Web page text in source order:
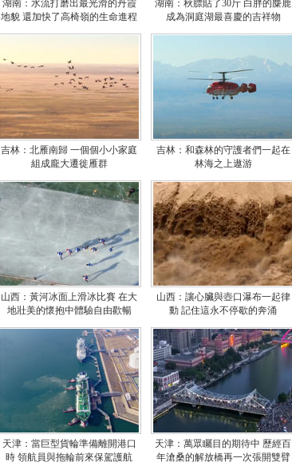
湖南：水流打磨出最光滑的丹霞
地貌 還加快了高椅嶺的生命進程
湖南：秋膘貼了30斤 白胖的麋鹿
成為洞庭湖最喜慶的吉祥物
吉林：北雁南歸 一個個小小家庭
組成龐大遷徙雁群
吉林：和森林的守護者們一起在
林海之上遨游
山西：黃河冰面上滑冰比賽 在大
地壯美的懷抱中體驗自由歡暢
山西：讓心臟與壺口瀑布一起律
動 記住這永不停歇的奔涌
天津：當巨型貨輪準備離開港口
時 領航員與拖輪前來保駕護航
天津：萬眾矚目的期待中 歷經百
年滄桑的解放橋再一次張開雙臂